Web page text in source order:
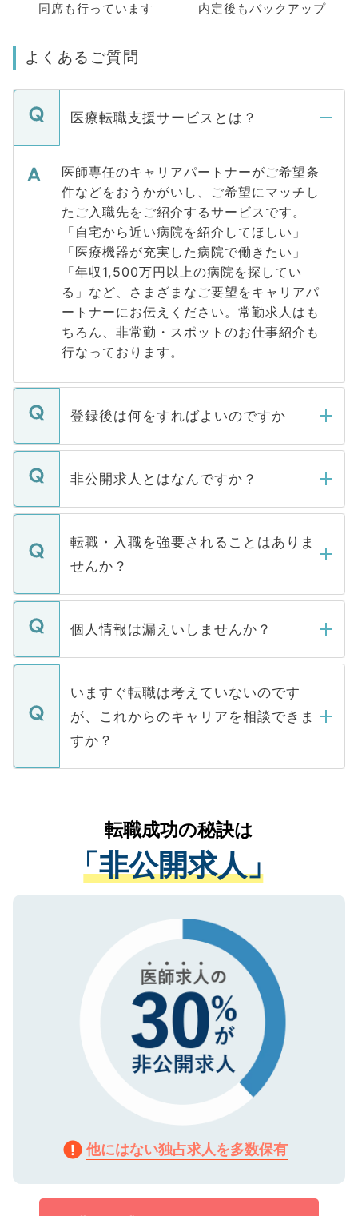
同席も行っています
内定後もバックアップ
よくあるご質問
医療転職支援サービスとは？
医師専任のキャリアパートナーがご希望条
件などをおうかがいし、ご希望にマッチし
たご入職先をご紹介するサービスです。
「自宅から近い病院を紹介してほしい」
「医療機器が充実した病院で働きたい」
「年収1,500万円以上の病院を探してい
る」など、さまざまなご要望をキャリアパ
ートナーにお伝えください。常勤求人はも
ちろん、非常勤・スポットのお仕事紹介も
行なっております。
登録後は何をすればよいのですか
ご登録いただきましたら、弊社担当者がご
登録内容を確認し、その後メールもしくは
ます。通常、5営業日以内にはご連絡をせて
いただきますので、しばらくお待ちくださ
非公開求人とはなんですか？
マイナビDOCTORで取り扱っている求人の
うち約3割は、Webサイトからご覧いただ
けない「非公開求人」です。非公開求人は
下記の理由によって、一般には公開してい
ません。
■応募殺到を避けるため 人気のある医療機
関を公にしてしまうと、応募が殺到する場
に、医療機関が求める条件に合った人材の
みを人材紹介会社に依頼するケースが増え
ています。
転職・入職を強要されることはありま
せんか？
転職・入職を強要することは一切ありませ
ん。また、仮に応募先から内定をいただい
定を承諾する必要はありません。内定先へ
の辞退の連絡はキャリアパートナーが行い
個人情報は漏えいしませんか？
個人情報が漏えいすることはありませんの
で、ご安心ください。当サイトからの登録
などで収集したご登録者様の個人情報は、
ご本人のキャリアアップおよび転職活動の
支援を目的に使用いたします。お預かりし
ているすべての個人データはご本人の許可
は、個人情報の取り扱いについての厳密な
管理基準を満たした事業者のみに付与され
る、プライバシーマークを取得済みです。
で、機密保持に関してもご安心ください。
いますぐ転職は考えていないのです
が、これからのキャリアを相談できま
すか？
かがいして、現在の医療機関の状況や紹介
経験をまじえながら、適切なアドバイスを
させていただきます。すぐにご転職をされ
ない方には、長期的なサポートが可能です
ので、まずはご登録ください。
転職成功の秘訣は
「非公開求人」
他にはない独占求人を多数保有